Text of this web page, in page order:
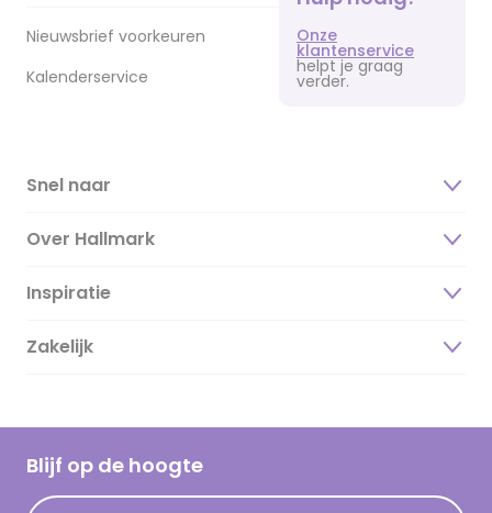
Nieuwsbrief voorkeuren
Kalenderservice
Onze
klantenservice
helpt je graag
verder.
Snel naar
Over Hallmark
Over ons
Duurzaamheid
Hallmark Kaartclub
Acties
Inspiratie
Magazine
Cadeau inspiratie
Kaartinspiratie
Zakelijk
Blijf op de hoogte